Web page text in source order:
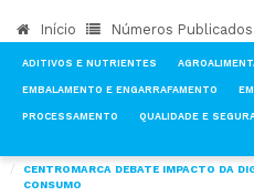
Início Números Publicados
ADITIVOS E NUTRIENTES
EMBALAMENTO E ENGARRAFAMENTO
PROCESSAMENTO QUALIDADE E
CENTROMARCA DEBATE IMPACTO DA
CONSUMO